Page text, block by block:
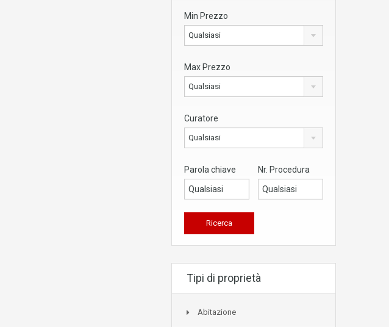
Min Prezzo
Qualsiasi
Max Prezzo
Qualsiasi
Curatore
Qualsiasi
Parola chiave Nr. Procedura
Tipi di proprietà
Abitazione